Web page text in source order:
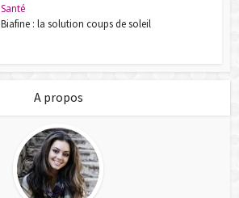
Santé
Biafine : la solution coups de soleil
A propos